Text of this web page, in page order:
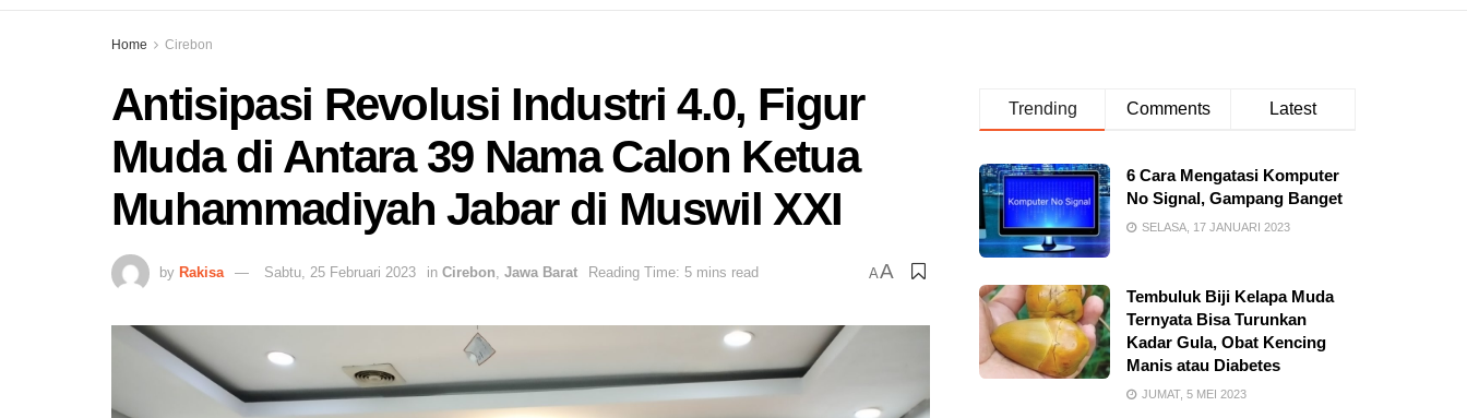
Home Cirebon
Antisipasi Revolusi Industri 4.0, Figur
Muda di Antara 39 Nama Calon Ketua
Muhammadiyah Jabar di Muswil XXI
by Rakisa Sabtu, 25 Februari 2023 in Cirebon Jawa Barat Reading Time: 5 mins read AA
Trending Comments Latest
6 Cara Mengatasi Komputer
No Signal, Gampang Banget
SELASA, 17 JANUARI 2023
Tembuluk Biji Kelapa Muda
Ternyata Bisa Turunkan
Kadar Gula, Obat Kencing
Manis atau Diabetes
JUMAT, 5 MEI 2023